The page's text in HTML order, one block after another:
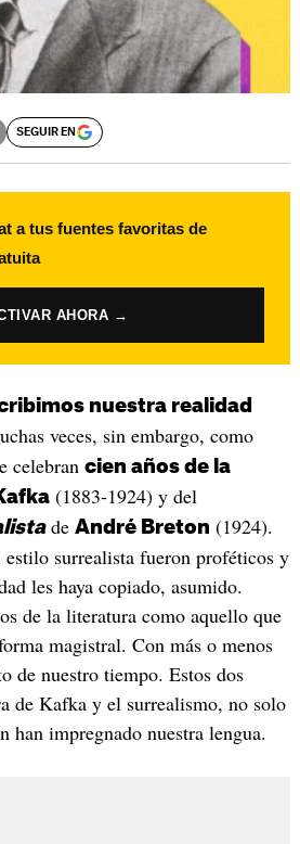
SEGUIR EN
a tus fuentes favoritas de
AHORA →
nuestra realidad
veces, sin embargo, como
celebran cien años de la
(1883-1924) y del
de André Breton (1924).
surrealista fueron proféticos y
les haya copiado, asumido.
de la literatura como aquello que
magistral. Con más o menos
de nuestro tiempo. Estos dos
de Kafka y el surrealismo, no solo
han impregnado nuestra lengua.